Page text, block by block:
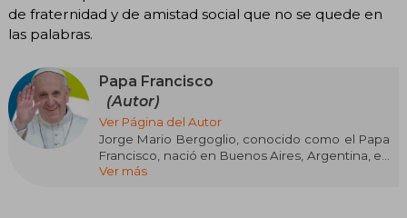
de fraternidad y de amistad social que no se quede en
las palabras.
Papa Francisco
(Autor)
Ver Página del Autor
Jorge Mario Bergoglio, conocido como el Papa
Francisco, nació en Buenos Aires, Argentina, en
1936. Como líder de la Iglesia Católica, es
Ver más